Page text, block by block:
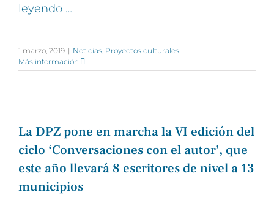
leyendo …
1 marzo, 2019 | Noticias Proyectos culturales
Más información
La DPZ pone en marcha la VI edición del
ciclo ‘Conversaciones con el autor’, que
este año llevará 8 escritores de nivel a 13
municipios